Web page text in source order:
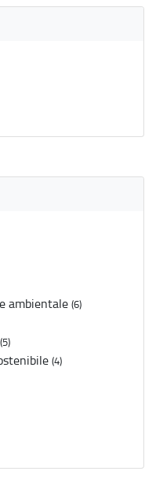
ambientale (6)
(5)
(4)